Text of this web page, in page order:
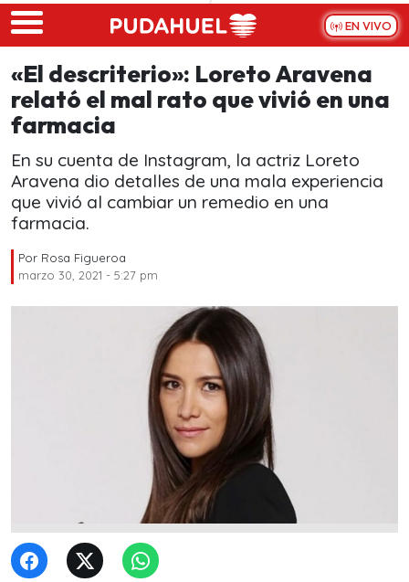
Skip to main content
EN VIVO
«El descriterio»: Loreto Aravena
relató el mal rato que vivió en una
farmacia
En su cuenta de Instagram, la actriz Loreto
Aravena dio detalles de una mala experiencia
que vivió al cambiar un remedio en una
farmacia.
Por Rosa Figueroa
marzo 30, 2021 - 5:27 pm